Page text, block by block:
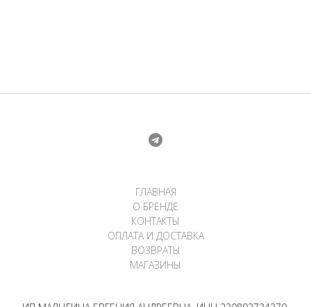
ГЛАВНАЯ
О БРЕНДЕ
КОНТАКТЫ
ОПЛАТА И ДОСТАВКА
ВОЗВРАТЫ
МАГАЗИНЫ